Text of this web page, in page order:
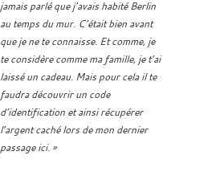
jamais parlé que j’avais habité Berlin
au temps du mur. C’était bien avant
que je ne te connaisse. Et comme, je
te considère comme ma famille, je t’ai
laissé un cadeau. Mais pour cela il te
faudra découvrir un code
d’identification et ainsi récupérer
l’argent caché lors de mon dernier
passage ici. »